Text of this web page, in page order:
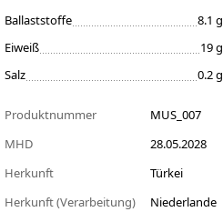
Ballaststoffe
8.1 g
Eiweiß
19 g
Salz
0.2 g
Produktnummer
MUS_007
MHD
28.05.2028
Herkunft
Türkei
Herkunft (Verarbeitung)
Niederlande